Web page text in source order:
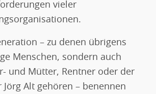
vieler
– zu denen übrigens
Menschen, sondern auch
und Mütter, Rentner oder der
Jörg Alt gehören – benennen